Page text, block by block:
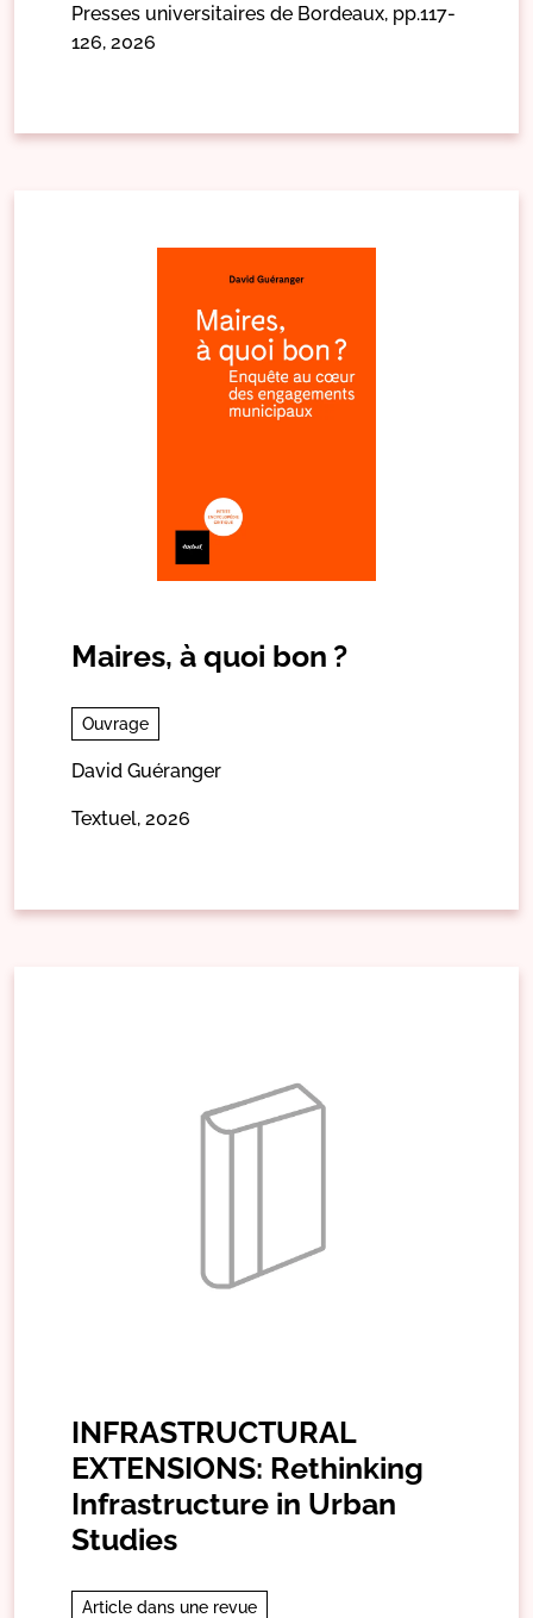
Presses universitaires de Bordeaux, pp.117-
126, 2026
Maires, à quoi bon ?
Ouvrage
David Guéranger
Textuel, 2026
INFRASTRUCTURAL
EXTENSIONS: Rethinking
Infrastructure in Urban
Studies
Article dans une revue